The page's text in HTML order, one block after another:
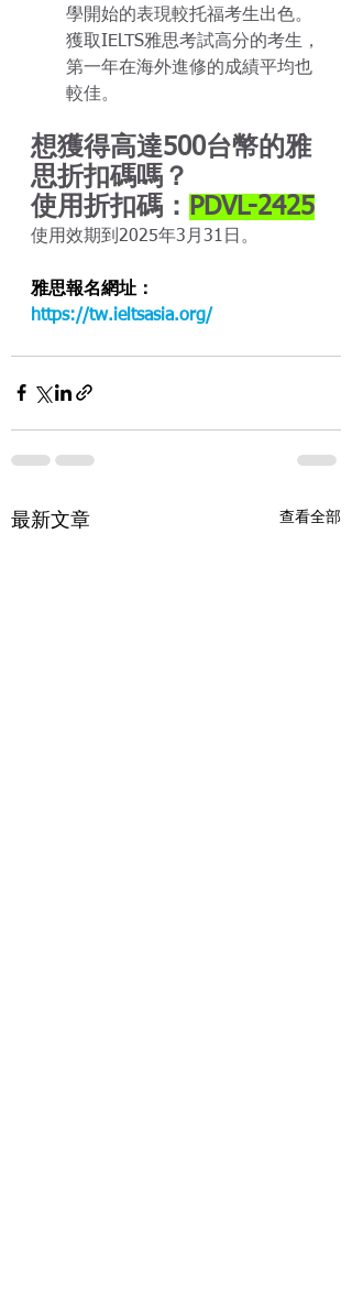
學開始的表現較托福考生出色。
獲取IELTS雅思考試高分的考生，
第一年在海外進修的成績平均也
較佳。
想獲得高達500台幣的雅
思折扣碼嗎？
使用折扣碼： PDVL-2425
使用效期到2025年3月31日。
雅思報名網址：
https://tw.ieltsasia.org/
最新文章 查看全部